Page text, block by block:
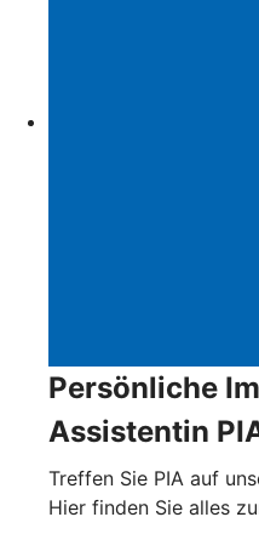
Persönliche
Assistentin
Treffen Sie PIA auf
Hier finden Sie alles